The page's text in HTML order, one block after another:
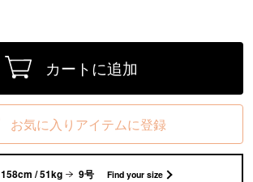
カートに追加
お気に入りアイテムに登録
158cm / 51kg 9号 Find your size